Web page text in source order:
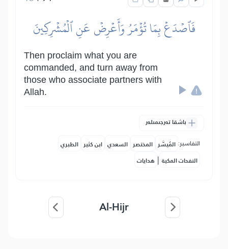
فَٱصۡدَعۡ بِمَا تُؤۡمَرُ وَأَعۡرِضۡ عَنِ ٱلۡمُشۡرِكِينَ
Then proclaim what you are
commanded, and turn away from
those who associate partners with
Allah.
باشقا تەرجىمىلەر
التفاسير: المُيسَّر المختصر السعدي ابن كثير الطبري
النفحات المكية | هدايات
Al-Hijr